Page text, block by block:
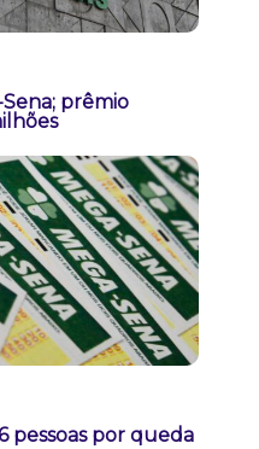
prêmio
pessoas por queda